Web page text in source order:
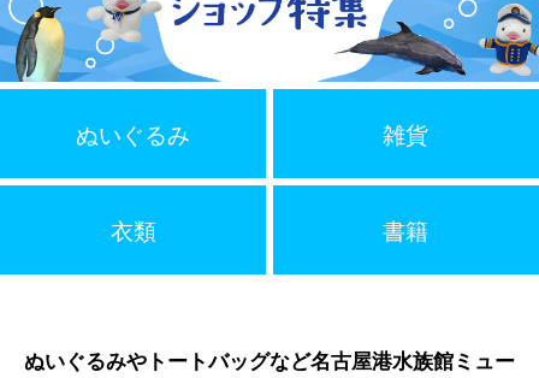
ぬいぐるみ 雑貨
衣類 書籍
ぬいぐるみやトートバッグなど名古屋港水族館ミュー